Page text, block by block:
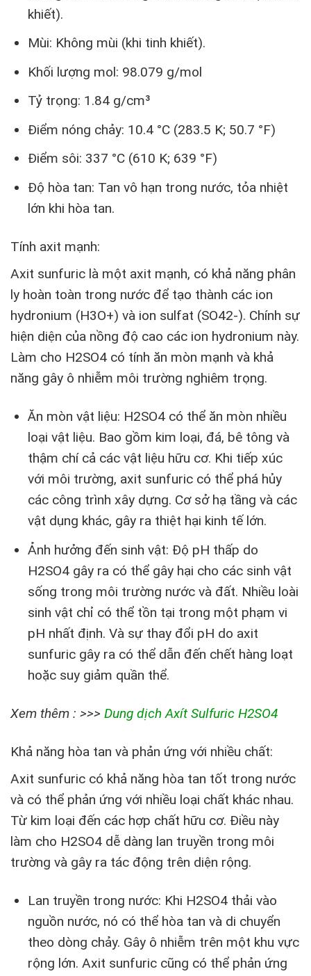
khiết).
Mùi: Không mùi (khi tinh khiết).
Khối lượng mol: 98.079 g/mol
Tỷ trọng: 1.84 g/cm³
Điểm nóng chảy: 10.4 °C (283.5 K; 50.7 °F)
Điểm sôi: 337 °C (610 K; 639 °F)
Độ hòa tan: Tan vô hạn trong nước, tỏa nhiệt
lớn khi hòa tan.
Tính axit mạnh:
Axit sunfuric là một axit mạnh, có khả năng phân
ly hoàn toàn trong nước để tạo thành các ion
hydronium (H3O+) và ion sulfat (SO42-). Chính sự
hiện diện của nồng độ cao các ion hydronium này.
Làm cho H2SO4 có tính ăn mòn mạnh và khả
năng gây ô nhiễm môi trường nghiêm trọng.
Ăn mòn vật liệu: H2SO4 có thể ăn mòn nhiều
loại vật liệu. Bao gồm kim loại, đá, bê tông và
thậm chí cả các vật liệu hữu cơ. Khi tiếp xúc
với môi trường, axit sunfuric có thể phá hủy
các công trình xây dựng. Cơ sở hạ tầng và các
vật dụng khác, gây ra thiệt hại kinh tế lớn.
Ảnh hưởng đến sinh vật: Độ pH thấp do
H2SO4 gây ra có thể gây hại cho các sinh vật
sống trong môi trường nước và đất. Nhiều loài
sinh vật chỉ có thể tồn tại trong một phạm vi
pH nhất định. Và sự thay đổi pH do axit
sunfuric gây ra có thể dẫn đến chết hàng loạt
hoặc suy giảm quần thể.
Xem thêm : >>> Dung dịch Axít Sulfuric H2SO4
Khả năng hòa tan và phản ứng với nhiều chất:
Axit sunfuric có khả năng hòa tan tốt trong nước
và có thể phản ứng với nhiều loại chất khác nhau.
Từ kim loại đến các hợp chất hữu cơ. Điều này
làm cho H2SO4 dễ dàng lan truyền trong môi
trường và gây ra tác động trên diện rộng.
Lan truyền trong nước: Khi H2SO4 thải vào
nguồn nước, nó có thể hòa tan và di chuyển
theo dòng chảy. Gây ô nhiễm trên một khu vực
rộng lớn. Axit sunfuric cũng có thể phản ứng